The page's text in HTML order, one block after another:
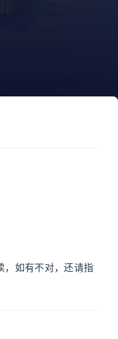
，如有不对，还请指